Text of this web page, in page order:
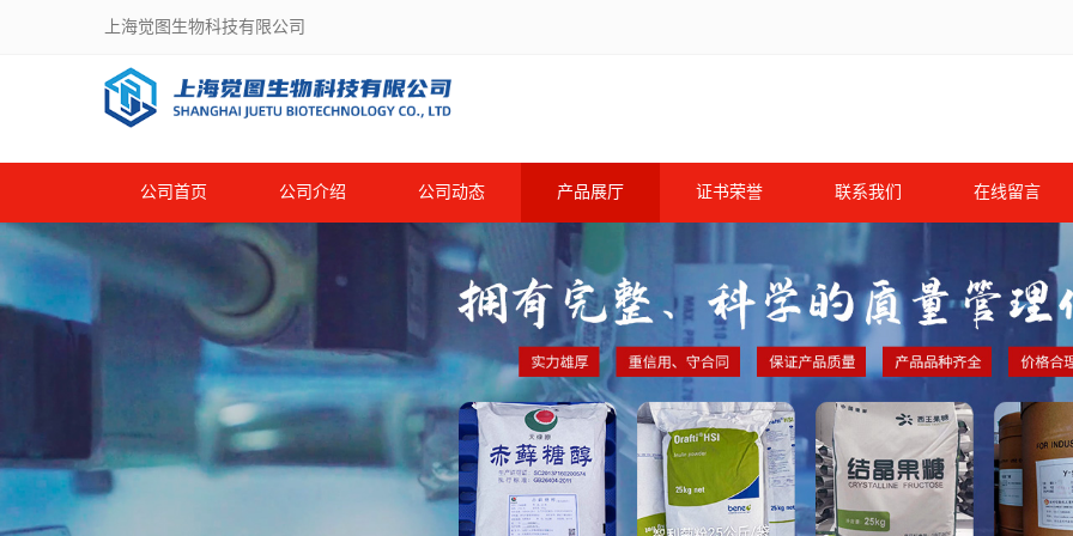
上海觉图生物科技有限公司
公司首页 公司介绍 公司动态 产品展厅 证书荣誉 联系我们 在线留言